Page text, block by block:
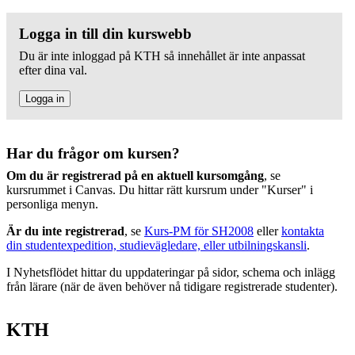
Logga in till din kurswebb
Du är inte inloggad på KTH så innehållet är inte anpassat
efter dina val.
Logga in
Har du frågor om kursen?
Om du är registrerad på en aktuell kursomgång, se
kursrummet i Canvas. Du hittar rätt kursrum under "Kurser" i
personliga menyn.
Är du inte registrerad, se Kurs-PM för SH2008 ellerkontakta
din studentexpedition, studievägledare, eller utbilningskansli.
I Nyhetsflödet hittar du uppdateringar på sidor, schema och inlägg
från lärare (när de även behöver nå tidigare registrerade studenter).
KTH